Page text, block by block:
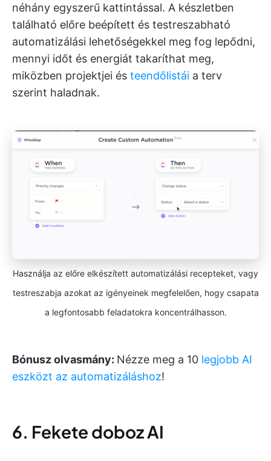
néhány egyszerű kattintással. A készletben
található előre beépített és testreszabható
automatizálási lehetőségekkel meg fog lepődni,
mennyi időt és energiát takaríthat meg,
miközben projektjei és teendőlistái a terv
szerint haladnak.
Használja az előre elkészített automatizálási recepteket, vagy
testreszabja azokat az igényeinek megfelelően, hogy csapata
a legfontosabb feladatokra koncentrálhasson.
Bónusz olvasmány: Nézze meg a 10 legjobb AI
eszközt az automatizáláshoz!
6. Fekete doboz AI